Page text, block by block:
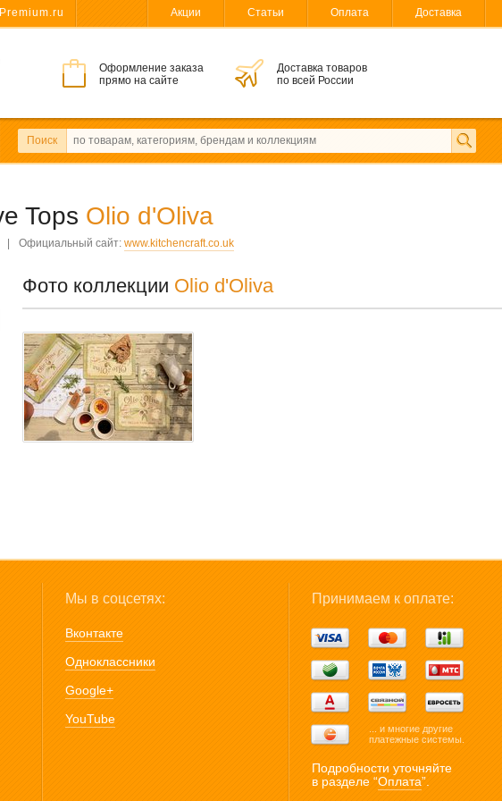
Акции Статьи Оплата Доставка
Оформление заказа
прямо на сайте
Доставка товаров
по всей России
Поиск
Tops Olio d'Oliva
Официальный сайт: www.kitchencraft.co.uk
Фото коллекции Olio d'Oliva
Мы в соцсетях:
Вконтакте
Одноклассники
Google+
YouTube
Принимаем к оплате:
... и многие другие
платежные системы.
Подробности уточняйте
в разделе “Оплата”.